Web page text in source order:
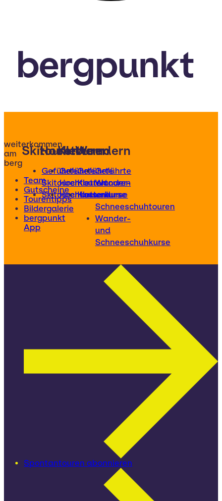
bergpunkt
weiterkommen
am
berg
Team
Gutscheine
Tourentipps
Bildergalerie
bergpunkt
App
Skitouren
Geführte
Skitouren
Skitourenkurse
Hochtouren
Geführte
Hochtouren
Hochtourenkurse
Klettern
Geführte
Klettertouren
Kletterkurse
Wandern
Geführte
Wander-
und
Schneeschuhtouren
Wander-
und
Schneeschuhkurse
Spontantouren abonnieren